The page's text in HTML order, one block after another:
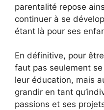
parentalité repose
continuer à se
étant là pour ses
En définitive, pour
faut pas seulement
leur éducation, mais
grandir en tant
passions et ses